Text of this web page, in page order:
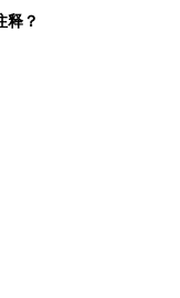
释？